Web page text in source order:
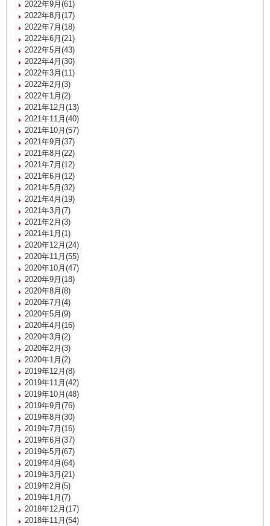
2022年9月(61)
2022年8月(17)
2022年7月(18)
2022年6月(21)
2022年5月(43)
2022年4月(30)
2022年3月(11)
2022年2月(3)
2022年1月(2)
2021年12月(13)
2021年11月(40)
2021年10月(57)
2021年9月(37)
2021年8月(22)
2021年7月(12)
2021年6月(12)
2021年5月(32)
2021年4月(19)
2021年3月(7)
2021年2月(3)
2021年1月(1)
2020年12月(24)
2020年11月(55)
2020年10月(47)
2020年9月(18)
2020年8月(8)
2020年7月(4)
2020年5月(9)
2020年4月(16)
2020年3月(2)
2020年2月(3)
2020年1月(2)
2019年12月(8)
2019年11月(42)
2019年10月(48)
2019年9月(76)
2019年8月(30)
2019年7月(16)
2019年6月(37)
2019年5月(67)
2019年4月(64)
2019年3月(21)
2019年2月(5)
2019年1月(7)
2018年12月(17)
2018年11月(54)